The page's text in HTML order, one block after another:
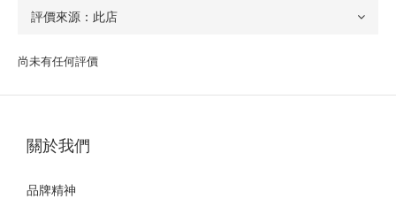
尚未有任何評價
關於我們
品牌精神